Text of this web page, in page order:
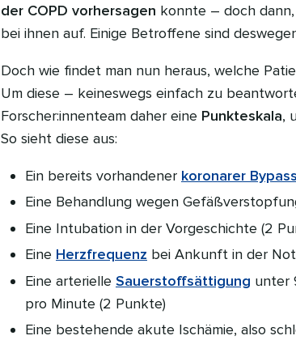
der COPD vorhersagen konnte – doch
bei ihnen auf. Einige Betroffene sind
Doch wie findet man nun heraus, welche
Um diese – keineswegs einfach zu
Forscher:innenteam daher eine Punkteskala,
So sieht diese aus:
Ein bereits vorhandener koronarer Bypass
Eine Behandlung wegen
Eine Intubation in der Vorgeschichte (2
Eine Herzfrequenz bei Ankunft in der
Eine arterielle Sauerstoffsättigung unter
pro Minute (2 Punkte)
Eine bestehende akute Ischämie, also